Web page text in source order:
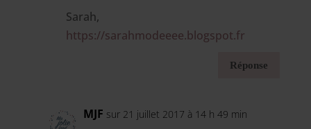
Sarah,
https://sarahmodeeee.blogspot.fr
Réponse
MJF sur 21 juillet 2017 à 14 h 49 min